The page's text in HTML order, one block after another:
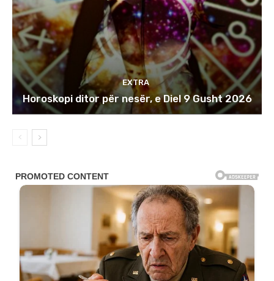
EXTRA
Horoskopi ditor për nesër, e Diel 9 Gusht 2026